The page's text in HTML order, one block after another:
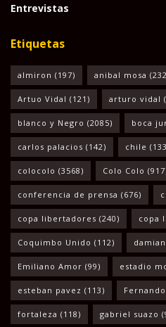
Entrevistas
Etiquetas
almiron (197) anibal mosa
Artuo Vidal (121) arturo vidal
blanco y Negro (2085) boca
carlos palacios (142) chile
colocolo (3568) Colo Colo
conferencia de prensa (676)
copa libertadores (240) copa
Coquimbo Unido (112)
Emiliano Amor (99) estadio
esteban pavez (113)
fortaleza (118) gabriel suazo